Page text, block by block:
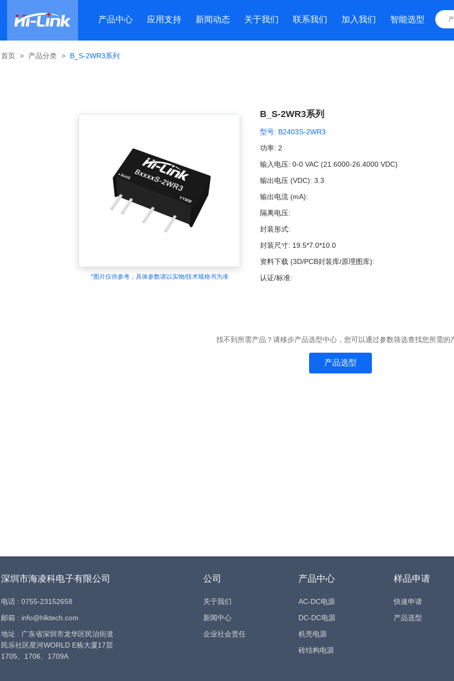
产品中心 应用支持 新闻动态 关于我们 联系我们 加入我们 智能选型
首页 > 产品分类 > B_S-2WR3系列
*图片仅供参考，具体参数请以实物/技术规格书为准
B_S-2WR3系列
型号: B2403S-2WR3
功率: 2
输入电压:0-0 VAC (21.6000-26.4000 VDC)
输出电压 (VDC): 3.3
输出电流 (mA):
隔离电压:
封装形式:
封装尺寸: 19.5*7.0*10.0
资料下载 (3D/PCB封装库/原理图库):
认证/标准:
找不到所需产品？请移步产品选型中心，您可以通过参数筛选查找您所需的
产品选型
深圳市海凌科电子有限公司
电话 : 0755-23152658
邮箱 : info@hlktech.com
地址 : 广东省深圳市龙华区民治街道
民乐社区星河WORLD E栋大厦17层
1705、1706、1709A
公司
关于我们
新闻中心
企业社会责任
产品中心
AC-DC电源
DC-DC电源
机壳电源
砖结构电源
样品申请
快速申请
产品选型